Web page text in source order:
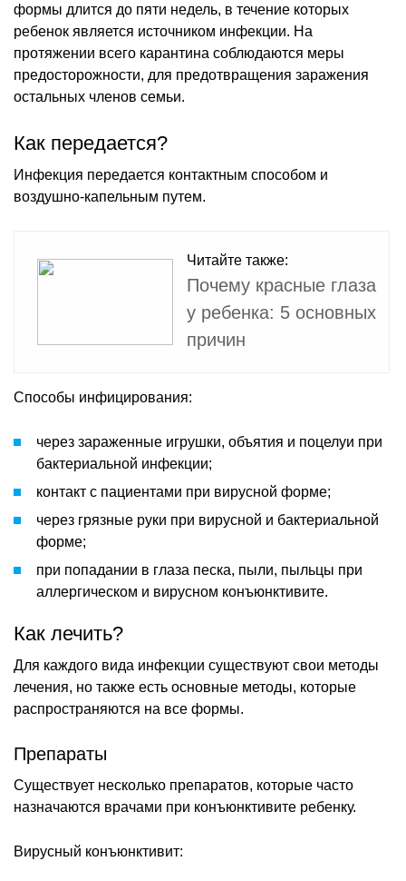
формы длится до пяти недель, в течение которых
ребенок является источником инфекции. На
протяжении всего карантина соблюдаются меры
предосторожности, для предотвращения заражения
остальных членов семьи.
Как передается?
Инфекция передается контактным способом и
воздушно-капельным путем.
Читайте также:
Почему красные глаза
у ребенка: 5 основных
причин
Способы инфицирования:
через зараженные игрушки, объятия и поцелуи при
бактериальной инфекции;
контакт с пациентами при вирусной форме;
через грязные руки при вирусной и бактериальной
форме;
при попадании в глаза песка, пыли, пыльцы при
аллергическом и вирусном конъюнктивите.
Как лечить?
Для каждого вида инфекции существуют свои методы
лечения, но также есть основные методы, которые
распространяются на все формы.
Препараты
Существует несколько препаратов, которые часто
назначаются врачами при конъюнктивите ребенку.
Вирусный конъюнктивит: